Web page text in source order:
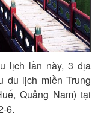
lịch lần này, 3 địa
du lịch miền Trung
Quảng Nam) tại
6.